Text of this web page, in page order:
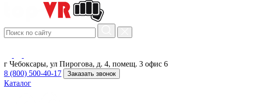
г Чебоксары, ул Пирогова, д. 4, помещ. 3 офис 6
8 (800) 500-40-17
Заказать звонок
Каталог